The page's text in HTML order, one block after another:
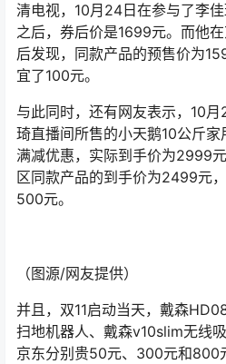
清电视，10月24日在参与了李
之后，券后价是1699元。而他
后发现，同款产品的预售价为
宜了100元。
与此同时，还有网友表示，10
琦直播间所售的小天鹅10公斤
满减优惠，实际到手价为2999
区同款产品的到手价为2499元
500元。
（图源/网友提供）
并且，双11启动当天，戴森
扫地机器人、戴森v10slim无线
京东分别贵50元、300元和800